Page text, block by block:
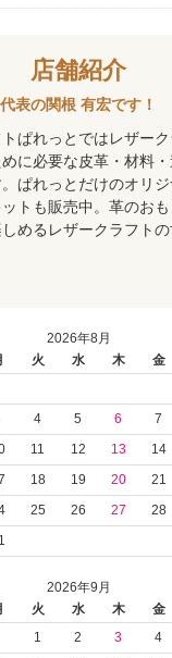
店舗紹介
代表の関根 有宏です！
ぱれっとではレザー
に必要な皮革・材料
ぱれっとだけのオリ
トも販売中。革のお
めるレザークラフトの
2026年8月
火 水 木 金
4 5 6 7
11 12 13 14
18 19 20 21
25 26 27 28
2026年9月
火 水 木 金
1
2 3 4